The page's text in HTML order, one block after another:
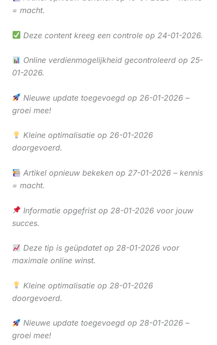
= macht.
Deze content kreeg een controle op 24-01-2026.
Online verdienmogelijkheid gecontroleerd op 25-
01-2026.
Nieuwe update toegevoegd op 26-01-2026 –
groei mee!
Kleine optimalisatie op 26-01-2026
doorgevoerd.
Artikel opnieuw bekeken op 27-01-2026 – kennis
= macht.
Informatie opgefrist op 28-01-2026 voor jouw
succes.
Deze tip is geüpdatet op 28-01-2026 voor
maximale online winst.
Kleine optimalisatie op 28-01-2026
doorgevoerd.
Nieuwe update toegevoegd op 28-01-2026 –
groei mee!